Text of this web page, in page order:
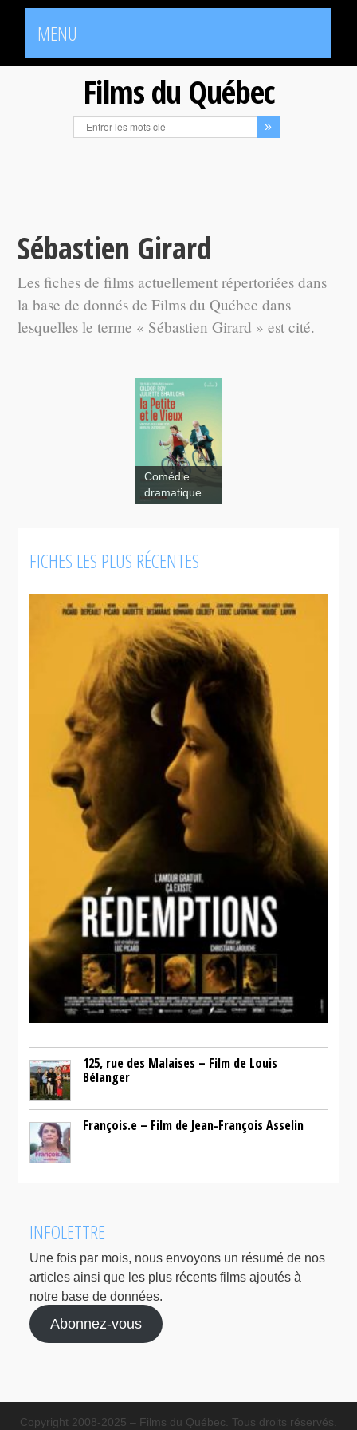
MENU
Films du Québec
Sébastien Girard
Les fiches de films actuellement répertoriées dans
la base de donnés de Films du Québec dans
lesquelles le terme « Sébastien Girard » est cité.
Grande
Ourse, la clé
possibles
Comédie
dramatique
FICHES LES PLUS RÉCENTES
125, rue des Malaises – Film de Louis
Bélanger
François.e – Film de Jean-François Asselin
INFOLETTRE
Une fois par mois, nous envoyons un résumé de nos
articles ainsi que les plus récents films ajoutés à
notre base de données.
Abonnez-vous
Copyright 2008-2025 – Films du Québec. Tous droits réservés.